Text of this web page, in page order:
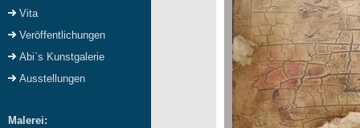
Vita
Veröffentlichungen
Abi`s Kunstgalerie
Ausstellungen
Malerei: